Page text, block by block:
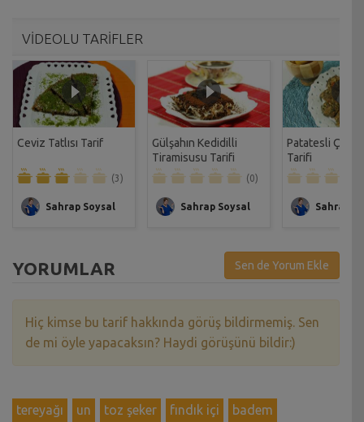
VİDEOLU TARİFLER
Ceviz Tatlısı Tarif
(3)
Sahrap Soysal
Gülşahın Kedidilli
Tiramisusu Tarifi
(0)
Sahrap Soysal
Patatesli Çıtır
Tarifi
Sahrap
YORUMLAR Sen de Yorum Ekle
Hiç kimse bu tarif hakkında görüş bildirmemiş. Sen
de mi öyle yapacaksın? Haydi görüşünü bildir:)
tereyağı un toz şeker fındık içi
badem